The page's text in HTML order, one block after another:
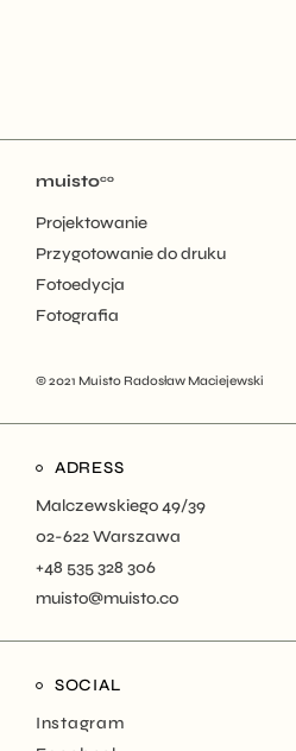
muistoco
Projektowanie
Przygotowanie do druku
Fotoedycja
Fotografia
© 2021 Muisto Radosław Maciejewski
ADRESS
Malczewskiego 49/39
02-622 Warszawa
+48 535 328 306
muisto@muisto.co
SOCIAL
Instagram